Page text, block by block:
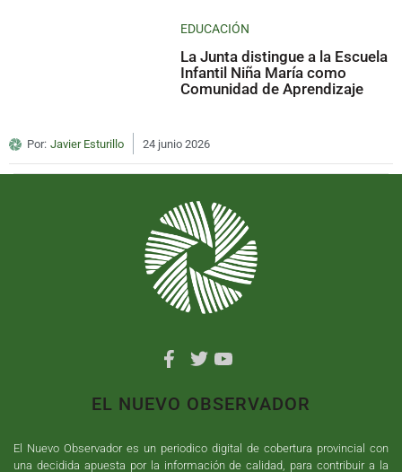
EDUCACIÓN
La Junta distingue a la Escuela
Infantil Niña María como
Comunidad de Aprendizaje
Por: Javier Esturillo 24 junio 2026
EL NUEVO OBSERVADOR
El Nuevo Observador es un periodico digital de cobertura provincial con
una decidida apuesta por la información de calidad, para contribuir a la